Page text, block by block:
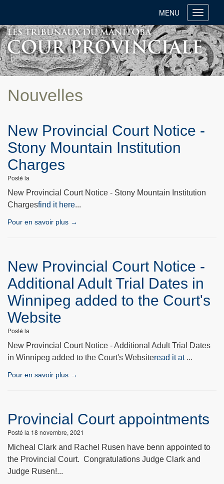
Toggle
MENU
Nouvelles
New Provincial Court Notice -
Stony Mountain Institution
Charges
Posté la
New Provincial Court Notice - Stony Mountain Institution
Chargesfind it here...
Pour en savoir plus →
New Provincial Court Notice -
Additional Adult Trial Dates in
Winnipeg added to the Court's
Website
Posté la
New Provincial Court Notice - Additional Adult Trial Dates
in Winnipeg added to the Court's Websiteread it at ...
Pour en savoir plus →
Provincial Court appointments
Posté la 18 novembre, 2021
Micheal Clark and Rachel Rusen have benn appointed to
the Provincial Court. Congratulations Judge Clark and
Judge Rusen!...